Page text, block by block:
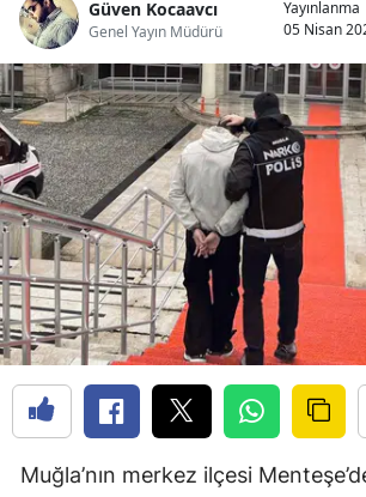
Güven Kocaavcı
Genel Yayın Müdürü
Yayınlanma
05 Nisan
Muğla’nın merkez ilçesi